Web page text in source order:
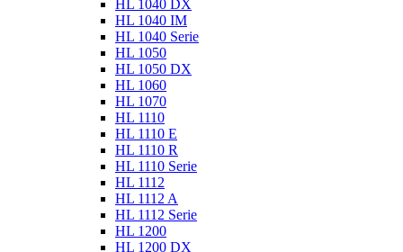
HL 1040 DX
HL 1040 IM
HL 1040 Serie
HL 1050
HL 1050 DX
HL 1060
HL 1070
HL 1110
HL 1110 E
HL 1110 R
HL 1110 Serie
HL 1112
HL 1112 A
HL 1112 Serie
HL 1200
HL 1200 DX